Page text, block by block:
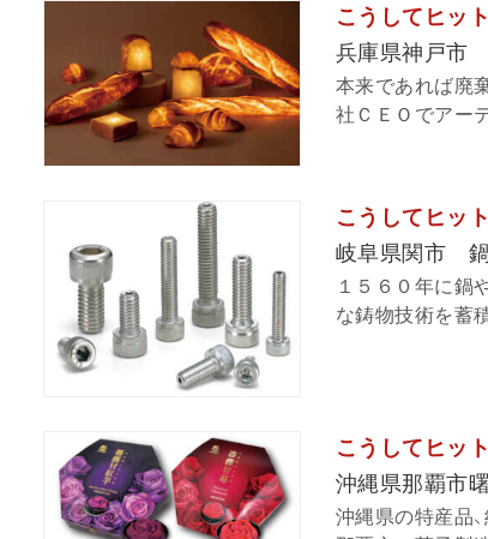
こうしてヒッ
兵庫県神戸市
本来であれば廃
社ＣＥＯでアー
こうしてヒッ
岐阜県関市
１５６０年に鍋
な鋳物技術を蓄
こうしてヒッ
沖縄県那覇市
沖縄県の特産品